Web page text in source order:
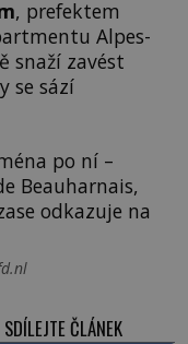
, prefektem
Alpes-
snaží zavést
se sází
po ní –
Beauharnais,
odkazuje na
SDÍLEJTE ČLÁNEK